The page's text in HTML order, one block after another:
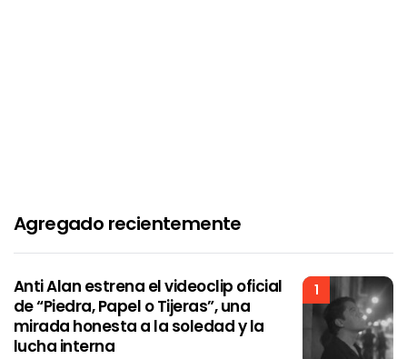
Agregado recientemente
1
Anti Alan estrena el videoclip oficial
de “Piedra, Papel o Tijeras”, una
mirada honesta a la soledad y la
lucha interna